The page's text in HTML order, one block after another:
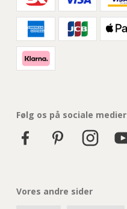
Følg os på sociale medier
Vores andre sider